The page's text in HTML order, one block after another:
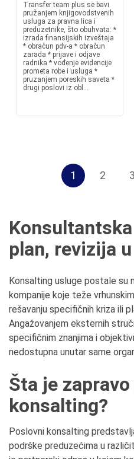
Transfer team plus se bavi
pružanjem knjigovodstvenih
usluga za pravna lica i
preduzetnike, što obuhvata: *
izrada finansijskih izveštaja
* obračun pdv-a * obračun
zarada * prijave i odjave
radnika * vođenje evidencije
prometa robe i usluga *
pruzanjem poreskih saveta *
drugi poslovi iz obl...
1 2 3
plan, revizija
Konsalting usluge postale su
kompanije koje teže
rešavanju specifičnih kriza ili
Angažovanjem eksternih
specifičnim znanjima i
nedostupna unutar same
Šta je
konsalting?
Poslovni konsalting
podrške preduzećima u